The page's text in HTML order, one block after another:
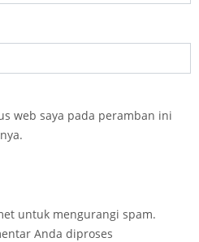
web saya pada peramban ini
untuk mengurangi spam.
Anda diproses